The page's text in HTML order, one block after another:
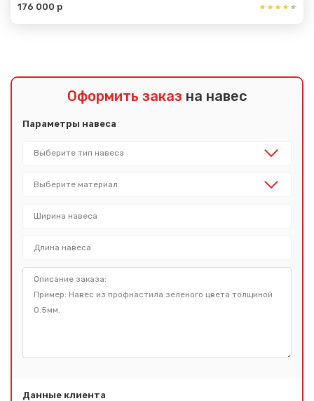
176 000 р
Оформить заказ на навес
Параметры навеса
Данные клиента